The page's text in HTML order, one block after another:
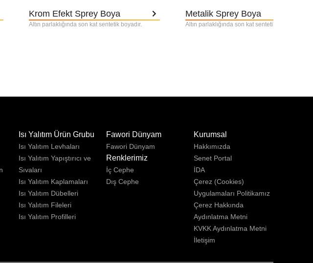
Krom Efekt Sprey Boya
Altın parlaklığında son kat sentetik boyadır.
Metalik Sprey Boya
Altın parlaklığında son kat sentetik boyadır.
Isı Yalıtım Ürün Grubu
Isı Yalıtım Levhaları
Isı Yalıtım Yapıştırıcı ve
Sıvaları
Isı Yalıtım Kaplamaları
Isı Yalıtım Dübelleri
Isı Yalıtım Fileleri
Isı Yalıtım Profilleri
Fawori Dünyam
Fawori Dünyam
Renklerimiz
İç Cephe
Dış Cephe
Kurumsal
Hakkımızda
Senet Portal
İDA
Çerez (Cookies)
Uygulamaları Politikamız
Çerez Hakkında
Aydınlatma Metni
KVKK Aydınlatma Metni
İletişim